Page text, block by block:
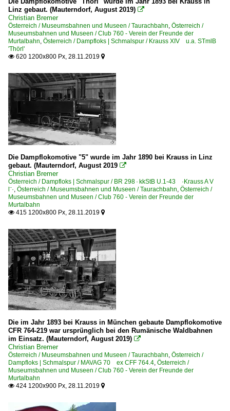
Linz gebaut. (Mauterndorf, August 2019) 
Christian Bremer
Österreich / Museumsbahnen und Museen / Taurachbahn, Österreich /
Museumsbahnen und Museen / Club 760 - Verein der Freunde der
Murtalbahn, Österreich / Dampfloks | Schmalspur / Krauss XIV u.a. STmlB
'Thörl'
 620 1200x800 Px, 28.11.2019 
Die Dampflokomotive "5" wurde im Jahr 1890 bei Krauss in Linz
gebaut. (Mauterndorf, August 2019 
Christian Bremer
Österreich / Dampfloks | Schmalspur / BR 298 · kkStB U.1-43 ·Krauss A V
l¨·, Österreich / Museumsbahnen und Museen / Taurachbahn, Österreich /
Museumsbahnen und Museen / Club 760 - Verein der Freunde der
Murtalbahn
 415 1200x800 Px, 28.11.2019 
Die im Jahr 1893 bei Krauss in München gebaute Dampflokomotive
CFR 764-219 war ursprünglich bei den Rumänische Waldbahnen
im Einsatz. (Mauterndorf, August 2019) 
Christian Bremer
Österreich / Museumsbahnen und Museen / Taurachbahn, Österreich /
Dampfloks | Schmalspur / MAVAG 70 ex CFF 764.4, Österreich /
Museumsbahnen und Museen / Club 760 - Verein der Freunde der
Murtalbahn
 424 1200x900 Px, 28.11.2019 